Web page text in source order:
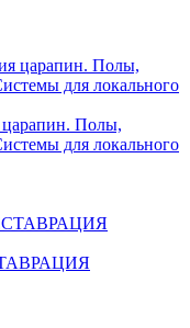
Полы,
для локального